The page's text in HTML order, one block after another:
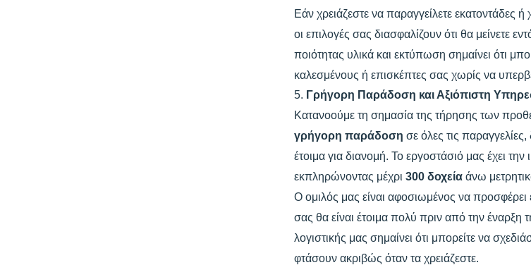
Εάν χρειάζεστε να παραγγείλετε εκατοντάδες ή
οι επιλογές σας διασφαλίζουν ότι θα μείνετε
ποιότητας υλικά και εκτύπωση σημαίνει ότι
καλεσμένους ή επισκέπτες σας χωρίς να
5. Γρήγορη Παράδοση και Αξιόπιστη
Κατανοούμε τη σημασία της τήρησης των
γρήγορη παράδοση σε όλες τις
έτοιμα για διανομή. Το εργοστάσιό μας έχει την
εκπληρώνοντας μέχρι 300 δοχεία άνω
Ο ομιλός μας είναι αφοσιωμένος να προσφέρει
σας θα είναι έτοιμα πολύ πριν από την
λογιστικής μας σημαίνει ότι μπορείτε να
φτάσουν ακριβώς όταν τα χρειάζεστε.